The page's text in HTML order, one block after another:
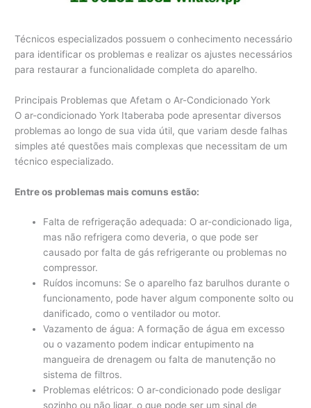
Técnicos especializados possuem o conhecimento necessário
para identificar os problemas e realizar os ajustes necessários
para restaurar a funcionalidade completa do aparelho.
Principais Problemas que Afetam o Ar-Condicionado York
O ar-condicionado York Itaberaba pode apresentar diversos
problemas ao longo de sua vida útil, que variam desde falhas
simples até questões mais complexas que necessitam de um
técnico especializado.
Entre os problemas mais comuns estão:
Falta de refrigeração adequada: O ar-condicionado liga,
mas não refrigera como deveria, o que pode ser
causado por falta de gás refrigerante ou problemas no
compressor.
Ruídos incomuns: Se o aparelho faz barulhos durante o
funcionamento, pode haver algum componente solto ou
danificado, como o ventilador ou motor.
Vazamento de água: A formação de água em excesso
ou o vazamento podem indicar entupimento na
mangueira de drenagem ou falta de manutenção no
sistema de filtros.
Problemas elétricos: O ar-condicionado pode desligar
sozinho ou não ligar, o que pode ser um sinal de